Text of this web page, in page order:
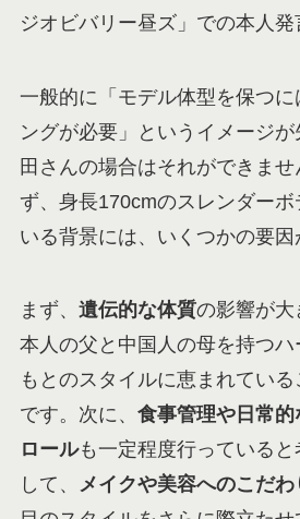
ジオビバリー昼ズ」での本人発
一般的に「モデル体型を保つ
ングが必要」というイメージ
田さんの場合はそれができま
ず、身長170cmのスレンダー
いる背景には、いくつかの要因
まず、 遺伝的な体質の影響が大
本人の父と中国人の母を持つハ
もとのスタイルに恵まれてい
です。次に、 食事管理や日常
ロールも一定程度行っている
して、 メイクや美容へのこだわ